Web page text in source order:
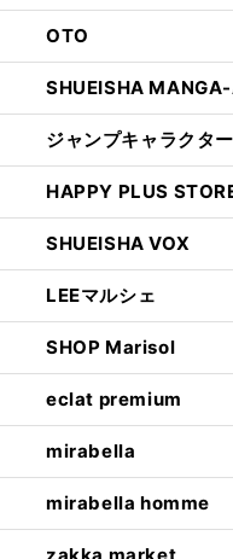
OTO
SHUEISHA
ジャンプキャラクタ
HAPPY PLUS
SHUEISHA VOX
LEEマルシェ
SHOP Marisol
eclat premium
mirabella
mirabella homme